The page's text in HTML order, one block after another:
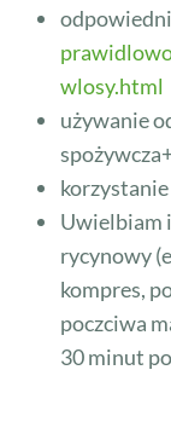
wlosy.html
używanie
Uwielbiam
rycynowy
kompres,
poczciwa
30 minut